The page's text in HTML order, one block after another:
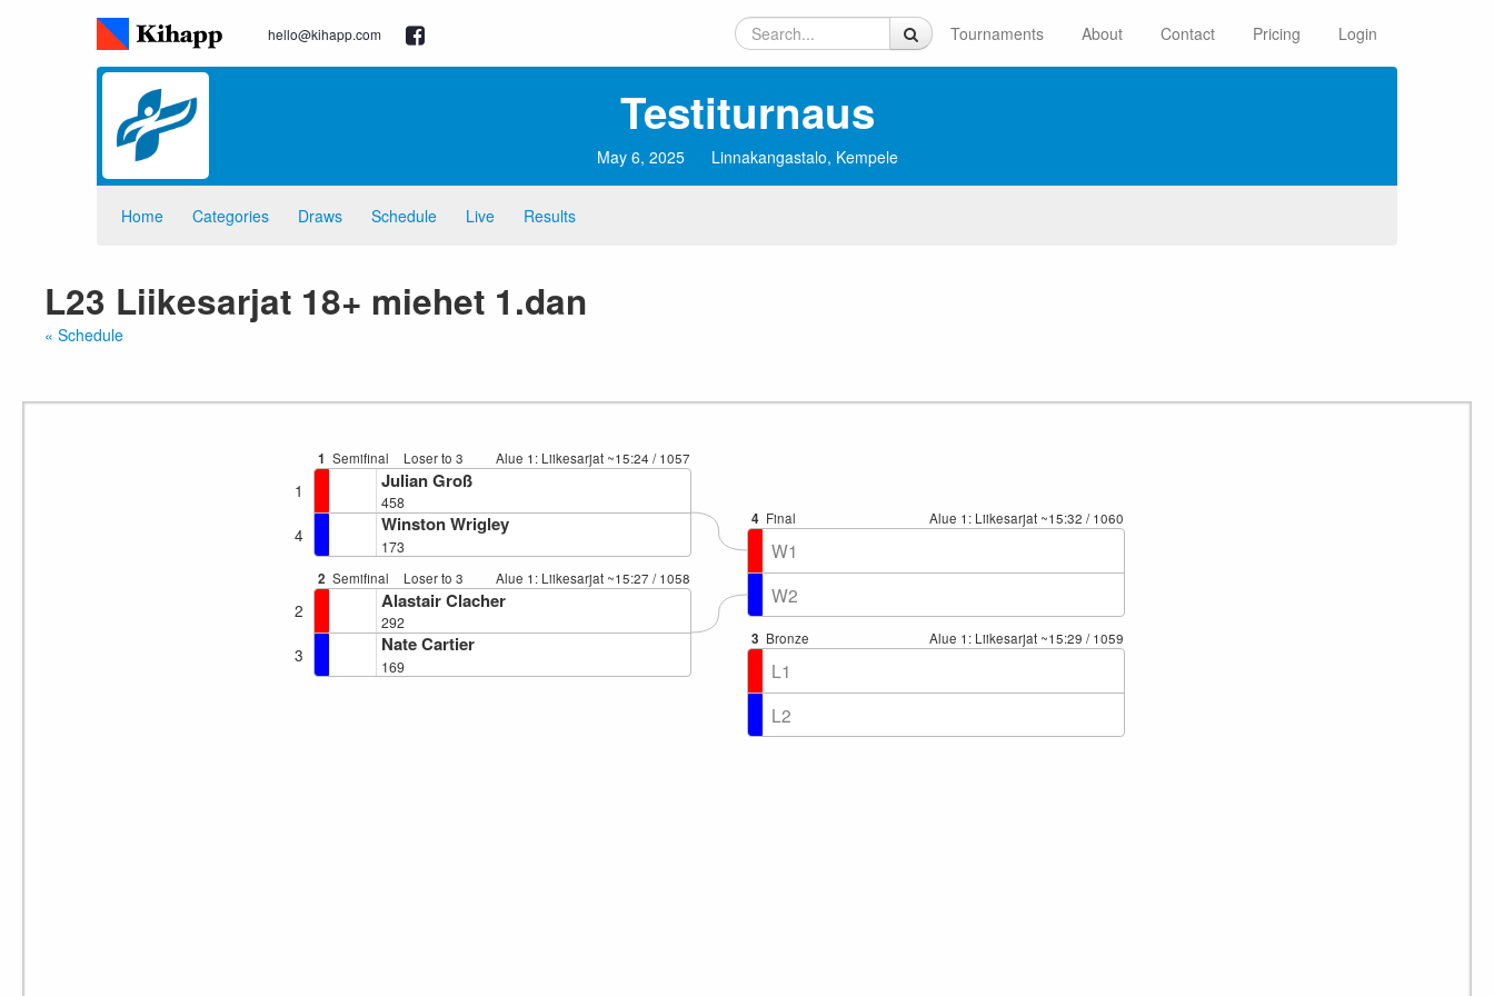
hello@kihapp.com Tournaments About Contact Pricing Login
Testiturnaus
May 6, 2025 Linnakangastalo, Kempele
Home Categories Draws Schedule Live Results
L23 Liikesarjat 18+ miehet 1.dan
« Schedule
1 Semifinal Loser to 3 Alue 1: Liikesarjat ~15:24 / 1057
1 Julian Groß
458
4 Winston Wrigley
173
2 Semifinal Loser to 3 Alue 1: Liikesarjat ~15:27 / 1058
2 Alastair Clacher
292
3 Nate Cartier
169
3 Bronze Alue 1: Liikesarjat ~15:29 / 1059
L1
L2
4 Final Alue 1: Liikesarjat ~15:32 / 1060
W1
W2